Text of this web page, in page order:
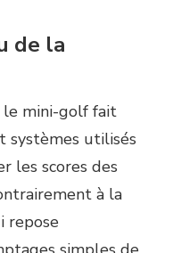
de la
le mini-golf fait
systèmes utilisés
les scores des
à la
repose